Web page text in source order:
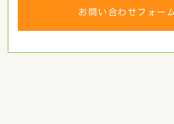
お問い合わせフォー